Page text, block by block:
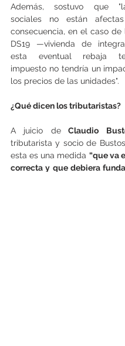
Además, sostuvo que
sociales no están
consecuencia, en el caso
DS19 —vivienda de
esta eventual rebaja
impuesto no tendría un
los precios de las unidades".
¿Qué dicen los tributaristas?
A juicio de Claudio
tributarista y socio de
esta es una medida “que va
correcta y que debiera